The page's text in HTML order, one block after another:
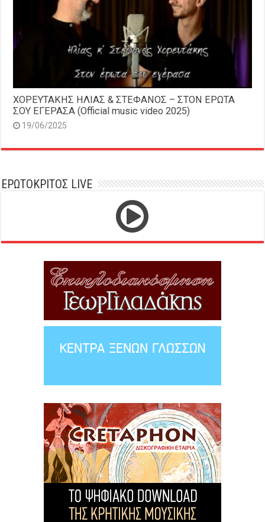
ΧΟΡΕΥΤΑΚΗΣ ΗΛΙΑΣ & ΣΤΕΦΑΝΟΣ – ΣΤΟΝ ΕΡΩΤΑ
ΣΟΥ ΕΓΕΡΑΣΑ (Official music video 2025)
19/06/2025
ΕΡΩΤΟΚΡΙΤΟΣ LIVE